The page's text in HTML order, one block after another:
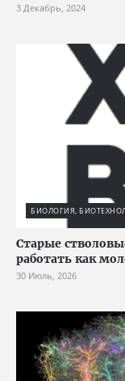
3 Декабрь, 2024
БИОЛОГИЯ,
Старые
работать как
30 Июль, 2026